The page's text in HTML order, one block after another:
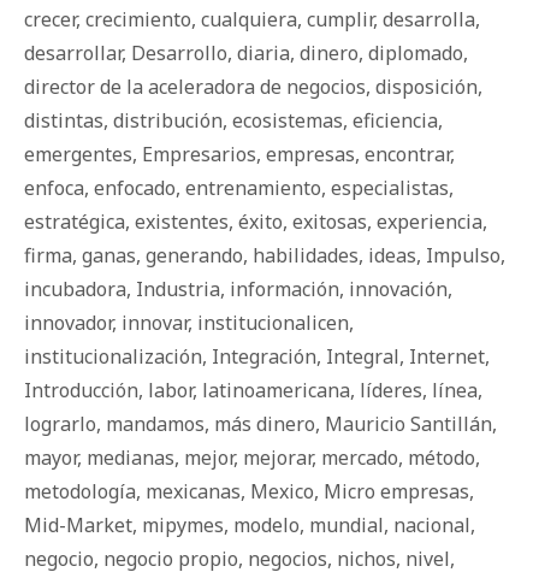
crecer, crecimiento, cualquiera, cumplir, desarrolla,
desarrollar, Desarrollo, diaria, dinero, diplomado,
director de la aceleradora de negocios, disposición,
distintas, distribución, ecosistemas, eficiencia,
emergentes, Empresarios, empresas, encontrar,
enfoca, enfocado, entrenamiento, especialistas,
estratégica, existentes, éxito, exitosas, experiencia,
firma, ganas, generando, habilidades, ideas, Impulso,
incubadora, Industria, información, innovación,
innovador, innovar, institucionalicen,
institucionalización, Integración, Integral, Internet,
Introducción, labor, latinoamericana, líderes, línea,
lograrlo, mandamos, más dinero, Mauricio Santillán,
mayor, medianas, mejor, mejorar, mercado, método,
metodología, mexicanas, Mexico, Micro empresas,
Mid-Market, mipymes, modelo, mundial, nacional,
negocio, negocio propio, negocios, nichos, nivel,